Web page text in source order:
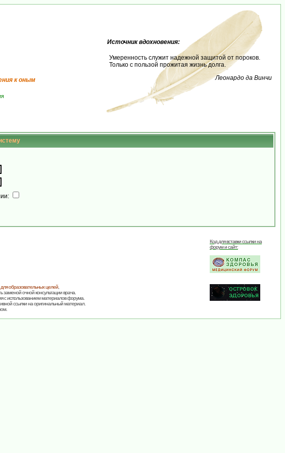
к оным
Источник вдохновения:
Умеренность служит надежной защитой от пороков.
Только с пользой прожитая жизнь долга.
Леонардо да Винчи
Код для вставки ссылки на
форум и сайт:
образовательных целей,
заменой очной консультации врача.
с использованием материалов форума.
ссылки на оригинальный материал.